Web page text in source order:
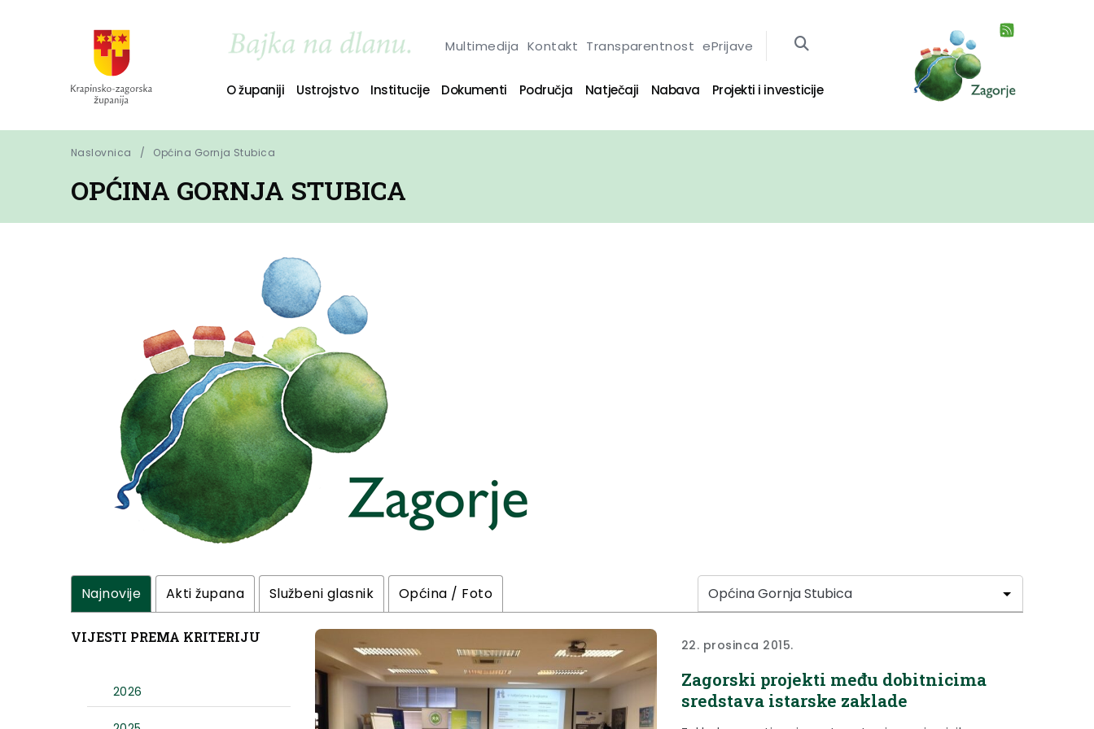
Multimedija Kontakt Transparentnost ePrijave
O županiji Ustrojstvo Institucije Dokumenti Područja Natječaji Nabava Projekti i investicije
Naslovnica Općina Gornja Stubica
OPĆINA GORNJA STUBICA
Najnovije Akti župana Službeni glasnik Općina / Foto
VIJESTI PREMA KRITERIJU
2026
22. prosinca 2015.
Zagorski projekti među dobitnicima
sredstava istarske zaklade